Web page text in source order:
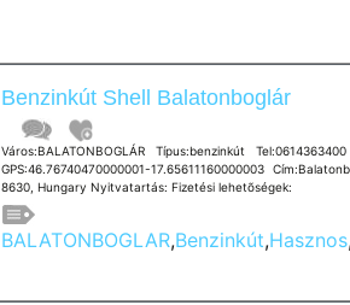
Benzinkút Shell Balatonboglár
Város:BALATONBOGLÁR Típus:benzinkút
GPS:46.76740470000001-17.65611160000003
8630, Hungary Nyitvatartás: Fizetési lehetõségek:
BALATONBOGLAR,Benzinkút,Hasznos